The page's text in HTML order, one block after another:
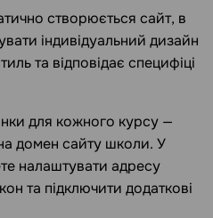
створюється сайт, в
індивідуальний дизайн
та відповідає специфіці
для кожного курсу —
домен сайту школи. У
налаштувати адресу
та підключити додаткові